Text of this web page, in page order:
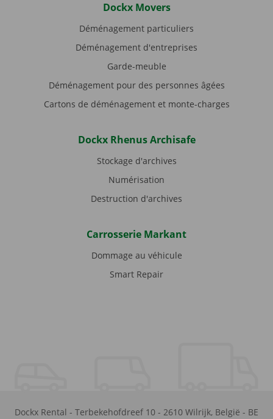
Dockx Movers
Déménagement particuliers
Déménagement d'entreprises
Garde-meuble
Déménagement pour des personnes âgées
Cartons de déménagement et monte-charges
Dockx Rhenus Archisafe
Stockage d'archives
Numérisation
Destruction d'archives
Carrosserie Markant
Dommage au véhicule
Smart Repair
Dockx Rental - Terbekehofdreef 10 - 2610 Wilrijk, België - BE